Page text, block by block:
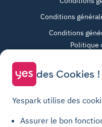
Conditions
Conditions
Politique
Politique
des Cookies !
Yespark utilise des
Assurer le bon